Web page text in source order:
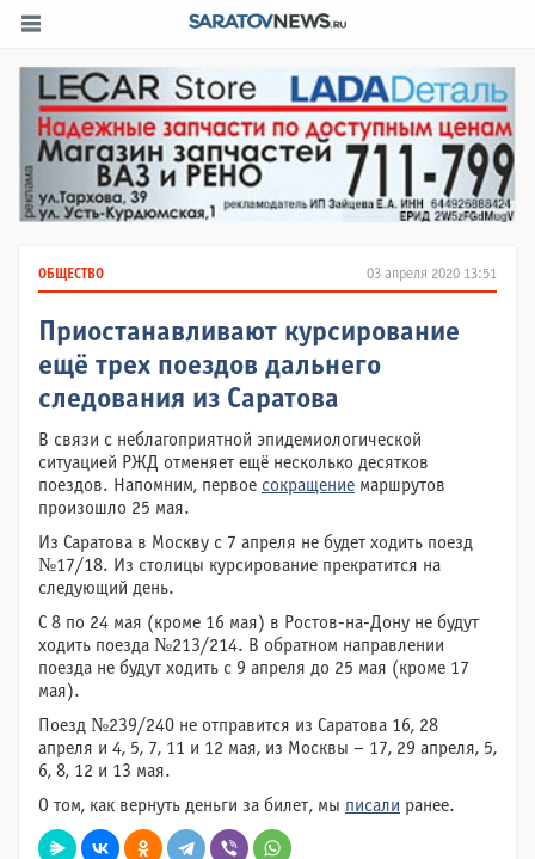
03 апреля 2020 13:51
ОБЩЕСТВО
Приостанавливают курсирование
ещё трех поездов дальнего
следования из Саратова
В связи с неблагоприятной эпидемиологической
ситуацией РЖД отменяет ещё несколько десятков
поездов. Напомним, первое сокращение маршрутов
произошло 25 мая.
Из Саратова в Москву с 7 апреля не будет ходить поезд
№17/18. Из столицы курсирование прекратится на
следующий день.
С 8 по 24 мая (кроме 16 мая) в Ростов-на-Дону не будут
ходить поезда №213/214. В обратном направлении
поезда не будут ходить с 9 апреля до 25 мая (кроме 17
мая).
Поезд №239/240 не отправится из Саратова 16, 28
апреля и 4, 5, 7, 11 и 12 мая, из Москвы – 17, 29 апреля, 5,
6, 8, 12 и 13 мая.
О том, как вернуть деньги за билет, мы писали ранее.